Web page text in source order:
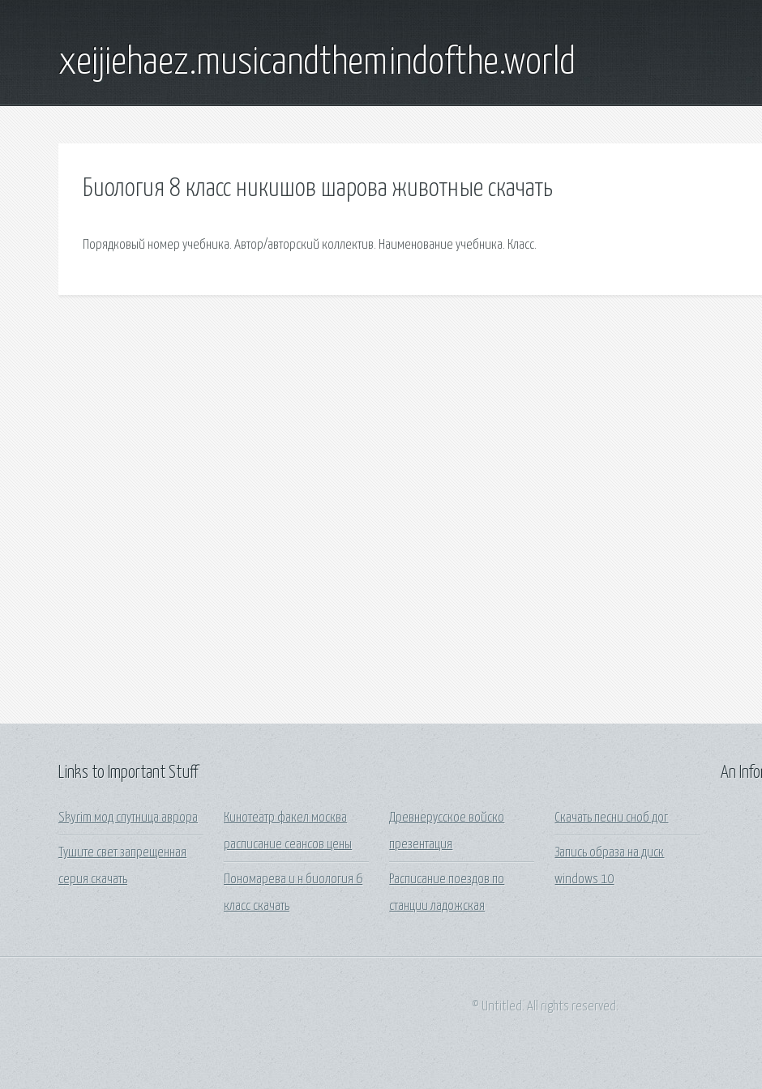
xeijiehaez.musicandthemindofthe.world
Биология 8 класс никишов шарова животные скачать
Порядковый номер учебника. Автор/авторский коллектив. Наименование учебника. Класс.
Links to Important Stuff
Skyrim мод спутница аврора
Тушите свет запрещенная
серия скачать
Кинотеатр факел москва
расписание сеансов цены
Пономарева и н биология 6
класс скачать
Древнерусское войско
презентация
Расписание поездов по
станции ладожская
Скачать песни сноб дог
Запись образа на диск
windows 10
An
© Untitled. All rights reserved.